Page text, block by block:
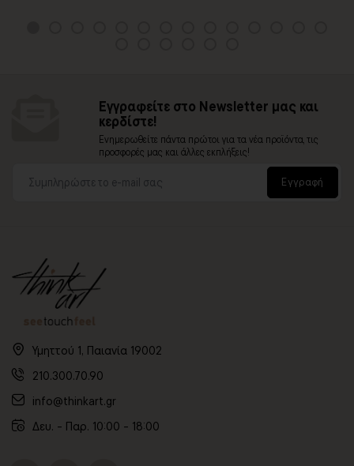
Εγγραφείτε στο Newsletter μας και
κερδίστε!
Ενημερωθείτε πάντα πρώτοι για τα νέα προϊόντα, τις
προσφορές μας και άλλες εκπλήξεις!
Εγγραφή
Υμηττού 1, Παιανία 19002
210.300.70.90
info@thinkart.gr
Δευ. - Παρ. 10:00 - 18:00